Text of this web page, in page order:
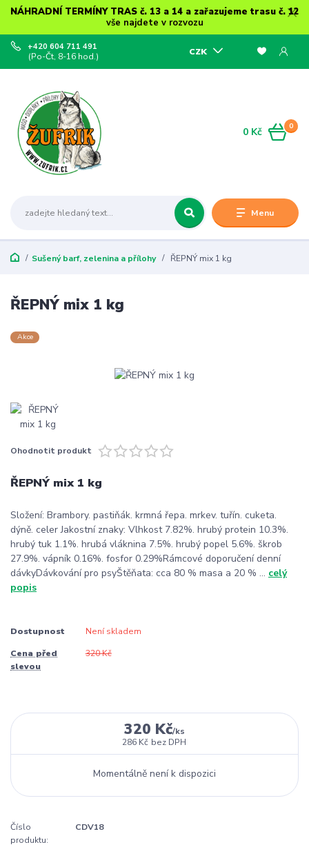
NÁHRADNÍ TERMÍNY TRAS č. 13 a 14 a zařazujeme trasu č. 12
vše najdete v rozvozu
Menu
CZK
+420 604 711 491
(Po-Čt, 8-16 hod.)
0
0 Kč
Sušený barf, zelenina a přílohy ŘEPNÝ mix 1 kg
ŘEPNÝ mix 1 kg
Akce
Ohodnotit produkt
ŘEPNÝ mix 1 kg
Složení: Brambory. pastiňák. krmná řepa. mrkev. tuřín. cuketa.
dýně. celer Jakostní znaky: Vlhkost 7.82%. hrubý protein 10.3%.
hrubý tuk 1.1%. hrubá vláknina 7.5%. hrubý popel 5.6%. škrob
27.9%. vápník 0.16%. fosfor 0.29%Rámcové doporučení denní
dávkyDávkování pro psyŠtěňata: cca 80 % masa a 20 % ... celý
popis
Dostupnost Není skladem
Cena před
slevou
320 Kč
320 Kč/ks
286 Kč bez DPH
Momentálně není k dispozici
Číslo
produktu:
CDV18